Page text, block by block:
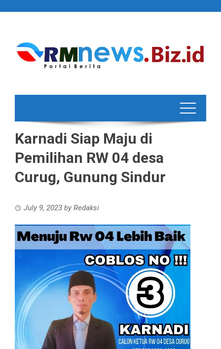
Karnadi Siap Maju di
Pemilihan RW 04 desa
Curug, Gunung Sindur
July 9, 2023 by Redaksi